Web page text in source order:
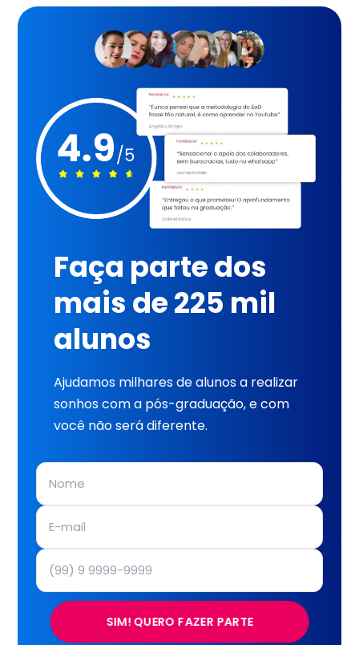
Faça parte dos
mais de 225 mil
alunos
Ajudamos milhares de alunos a realizar
sonhos com a pós-graduação, e com
você não será diferente.
SIM! QUERO FAZER PARTE